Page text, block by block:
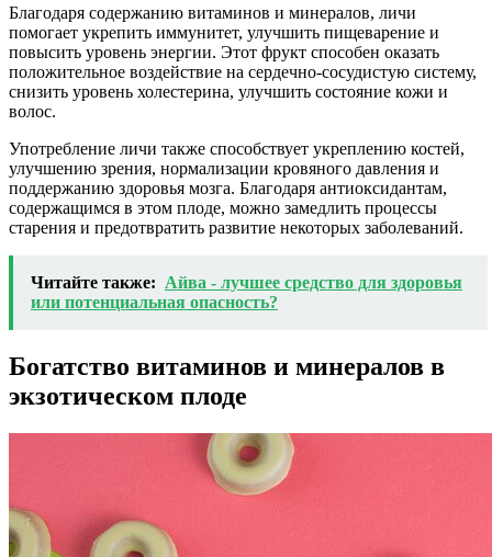
Благодаря содержанию витаминов и минералов, личи
помогает укрепить иммунитет, улучшить пищеварение и
повысить уровень энергии. Этот фрукт способен оказать
положительное воздействие на сердечно-сосудистую систему,
снизить уровень холестерина, улучшить состояние кожи и
волос.
Употребление личи также способствует укреплению костей,
улучшению зрения, нормализации кровяного давления и
поддержанию здоровья мозга. Благодаря антиоксидантам,
содержащимся в этом плоде, можно замедлить процессы
старения и предотвратить развитие некоторых заболеваний.
Читайте также: Айва - лучшее средство для здоровья
или потенциальная опасность?
Богатство витаминов и минералов в
экзотическом плоде